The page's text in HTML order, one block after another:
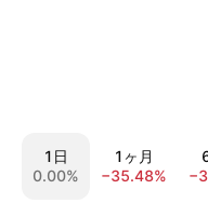
1日
0.00%
1ヶ月
−35.48%